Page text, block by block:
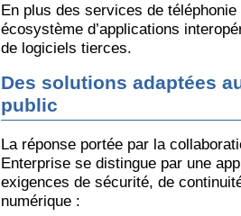
En plus des services de téléphonie
écosystème d’applications
de logiciels tierces.
Des solutions adaptées
public
La réponse portée par la
Enterprise se distingue par une
exigences de sécurité, de
numérique :